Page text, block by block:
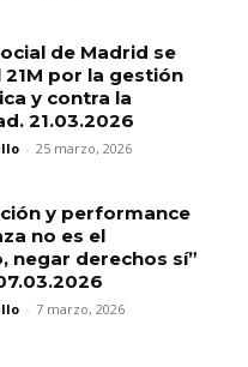
de Madrid se
21M por la gestión
y contra la
21.03.2026
- 25 marzo, 2026
y performance
no es el
negar derechos sí”
- 7 marzo, 2026